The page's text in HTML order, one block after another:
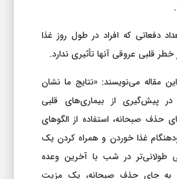
دفعاتی که افراد در طول روز غذا
قلبی عروقی آنها تأثیری ندارد.
مقاله می‌نویسند: «نتایج ما نشان
پیش‌گیری از بیماری‌های قلبی
حذف صبحانه، استفاده از الگوهای
غذا خوردن و همراه کردن یک
طولانی‌تر در شب با آخرین وعده
به جای حذف صبحانه، یک مزیت